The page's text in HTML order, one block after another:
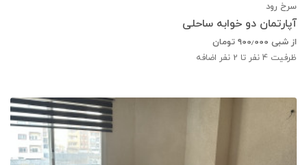
سرخ رود
آپارتمان دو خوابه ساحلی
از شبی ۹۰۰٫۰۰۰ تومان
ظرفیت 4 نفر تا 2 نفر اضافه